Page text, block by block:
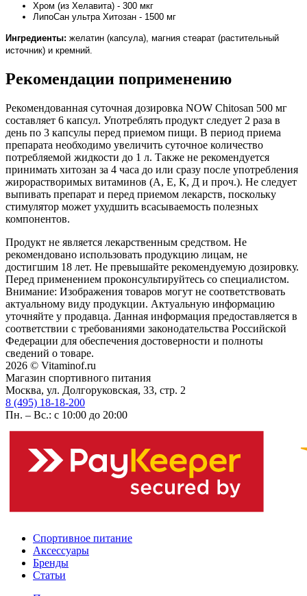
Хром (из Хелавита) - 300 мкг
ЛипоСан ультра Хитозан - 1500 мг
Ингредиенты: желатин (капсула), магния стеарат (растительный
источник) и кремний.
Рекомендации поприменению
Рекомендованная суточная дозировка NOW Chitosan 500 мг
составляет 6 капсул. Употреблять продукт следует 2 раза в
день по 3 капсулы перед приемом пищи. В период приема
препарата необходимо увеличить суточное количество
потребляемой жидкости до 1 л. Также не рекомендуется
принимать хитозан за 4 часа до или сразу после употребления
жирорастворимых витаминов (А, Е, К, Д и проч.). Не следует
выпивать препарат и перед приемом лекарств, поскольку
стимулятор может ухудшить всасываемость полезных
компонентов.
Продукт не является лекарственным средством. Не
рекомендовано использовать продукцию лицам, не
достигшим 18 лет. Не превышайте рекомендуемую дозировку.
Перед применением проконсультируйтесь со специалистом.
Внимание: Изображения товаров могут не соответствовать
актуальному виду продукции. Актуальную информацию
уточняйте у продавца. Данная информация предоставляется в
соответствии с требованиями законодательства Российской
Федерации для обеспечения достоверности и полноты
сведений о товаре.
2026 © Vitaminof.ru
Магазин спортивного питания
Москва, ул. Долгоруковская, 33, стр. 2
8 (495) 18-18-200
Пн. – Вс.: с 10:00 до 20:00
Спортивное питание
Аксессуары
Бренды
Статьи